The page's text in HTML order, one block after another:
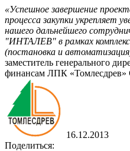
«Успешное завершение
процесса закупки укрепляет
нашего дальнейшего
"ИНТАЛЕВ" в рамках
(постановка и
заместитель генерального
финансам ЛПК «Томлесдрев»
16.12.2013
Поделиться: